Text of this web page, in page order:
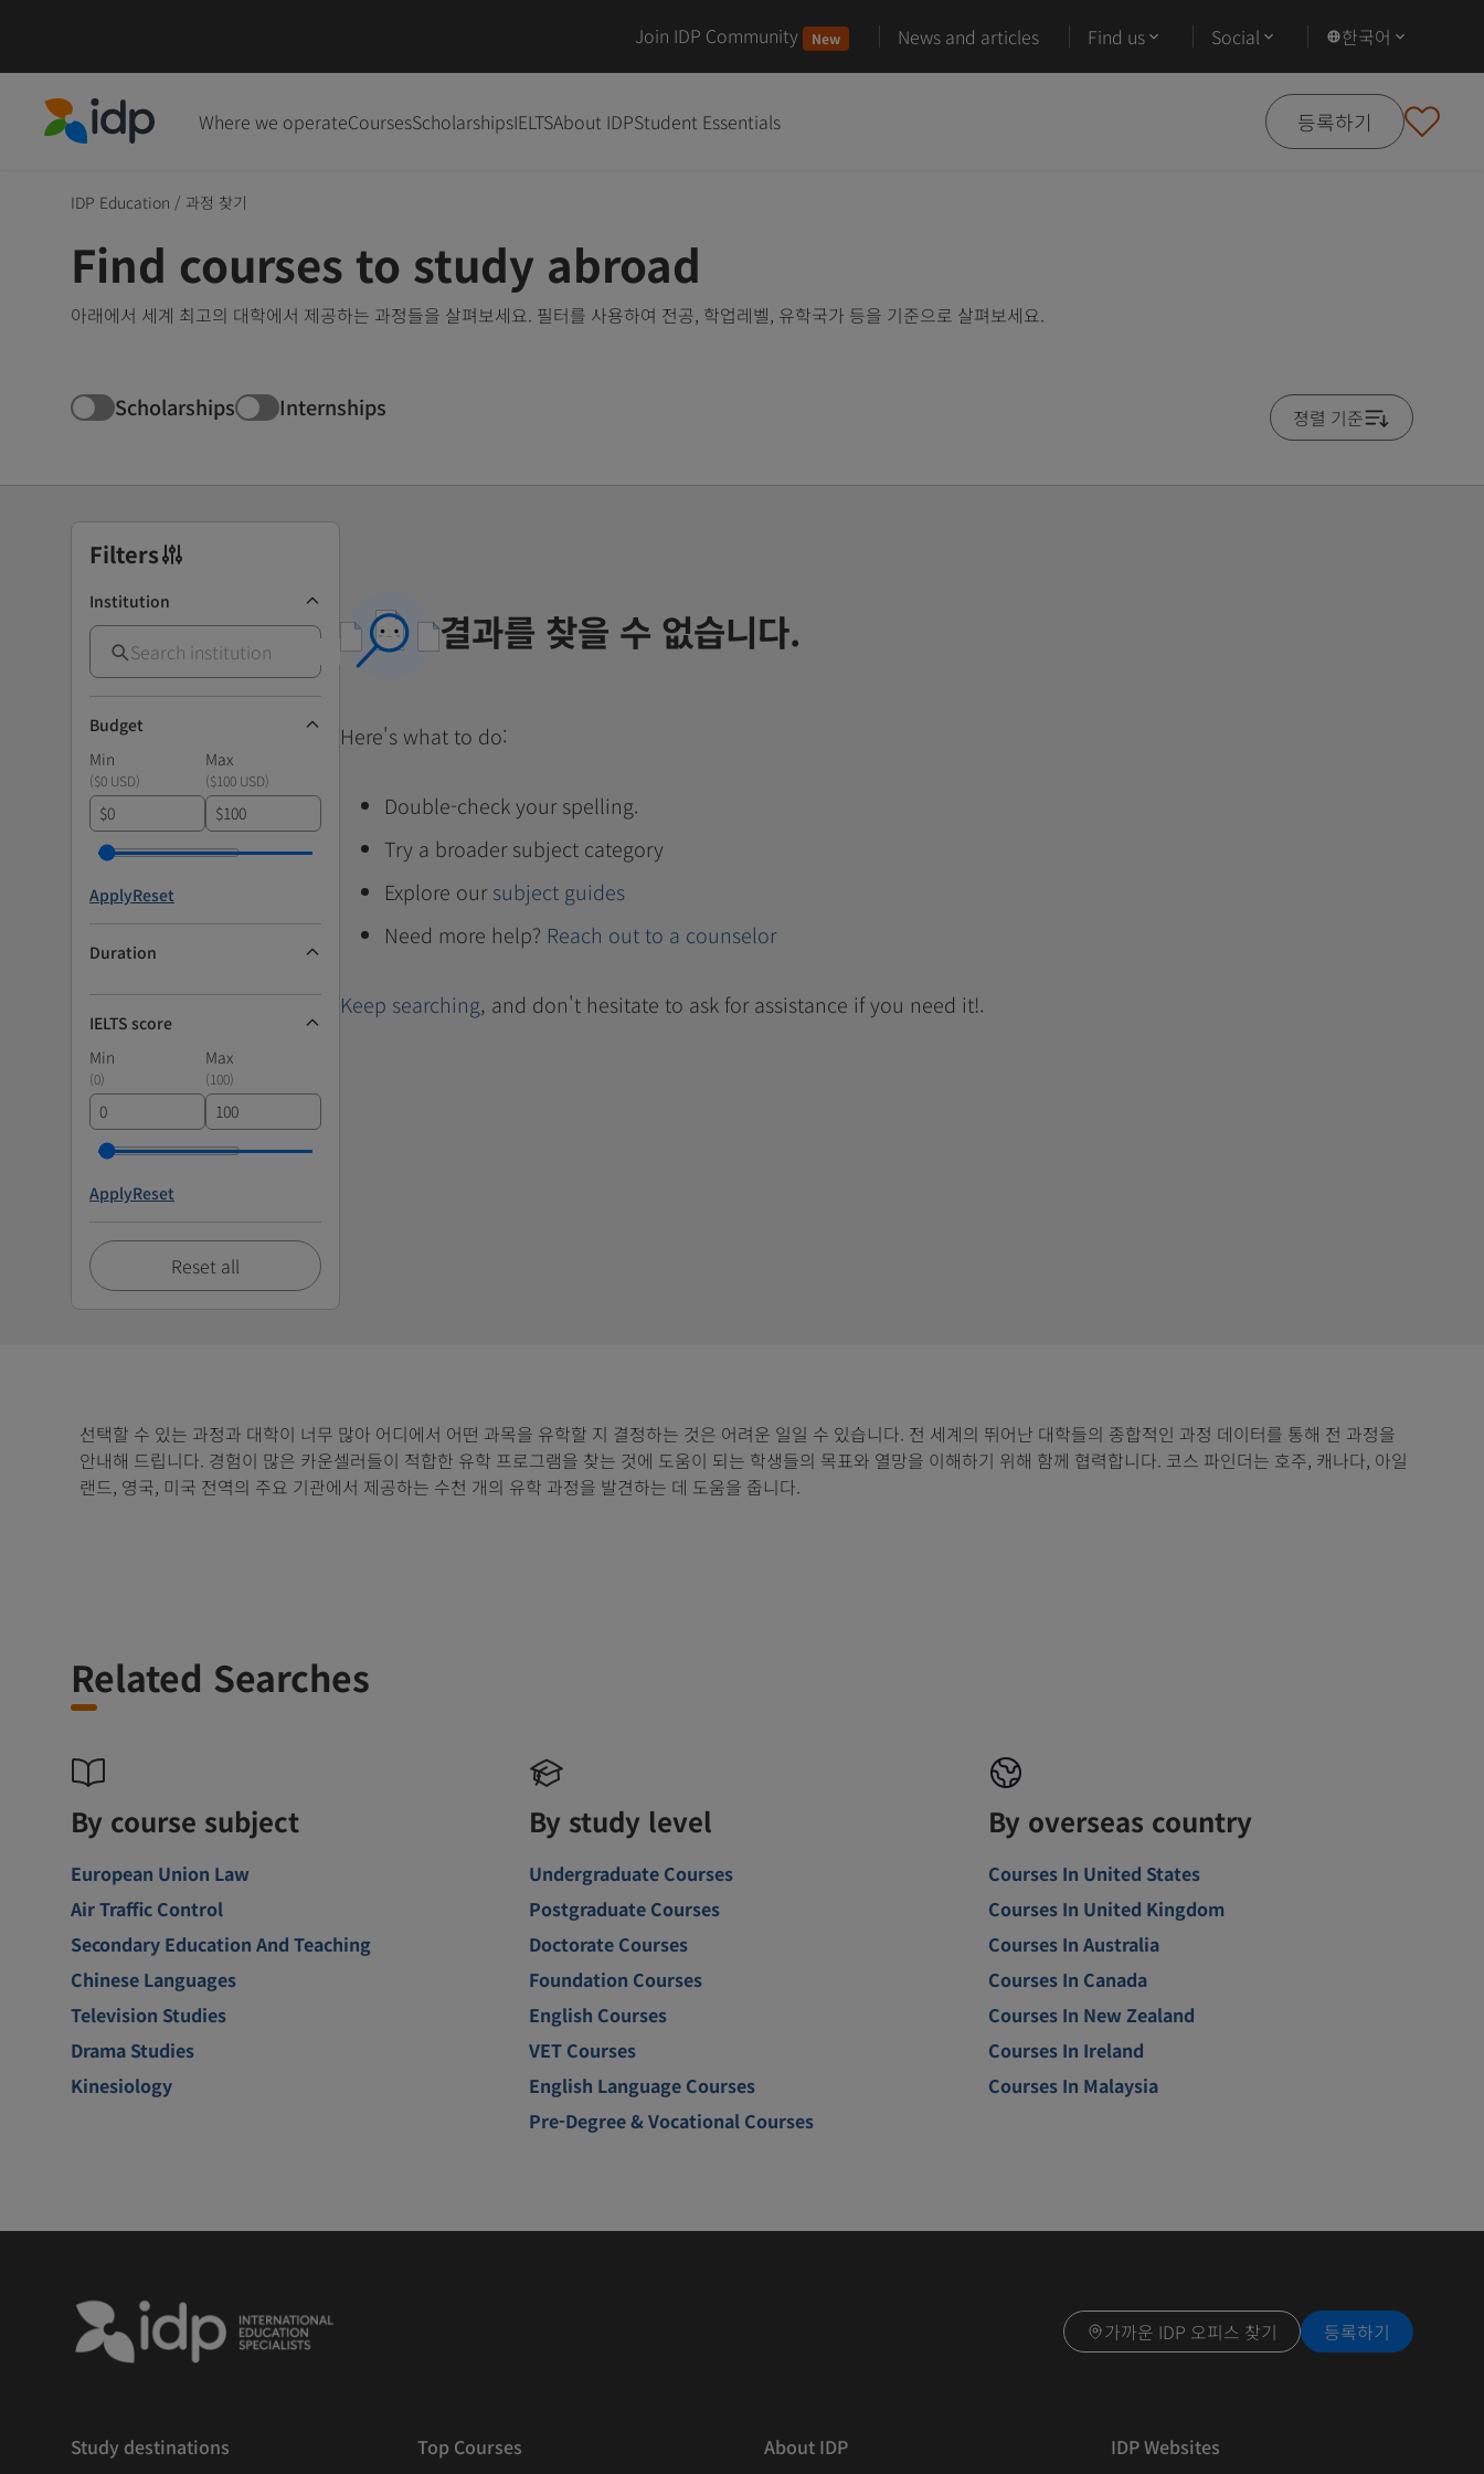
Join IDP Community New News and articles Find us Social 한국어
Where we operateCoursesScholarshipsIELTSAbout IDPStudent Essentials 등록하기
IDP Education / 과정 찾기
Find courses to study abroad
아래에서 세계 최고의 대학에서 제공하는 과정들을 살펴보세요. 필터를 사용하여 전공, 학업레벨, 유학국가 등을 기준으로 살펴보세요.
Scholarships Internships 졍렬 기준
Filters
Institution
Budget
Min
Max
($0 USD) ($100 USD)
$ $
ApplyReset
Duration
IELTS score
Min
Max
(0) (100)
ApplyReset
Reset all
결과를 찾을 수 없습니다.
Here's what to do:
Double-check your spelling.
Try a broader subject category
Explore our subject guides
Need more help? Reach out to a counselor
Keep searching, and don't hesitate to ask for assistance if you need it!.
선택할 수 있는 과정과 대학이 너무 많아 어디에서 어떤 과목을 유학할 지 결정하는 것은 어려운 일일 수 있습니다. 전 세계의 뛰어난 대학들의 종합적인 과정 데이터를 통해 전 과정을
안내해 드립니다. 경험이 많은 카운셀러들이 적합한 유학 프로그램을 찾는 것에 도움이 되는 학생들의 목표와 열망을 이해하기 위해 함께 협력합니다. 코스 파인더는 호주, 캐나다, 아일
랜드, 영국, 미국 전역의 주요 기관에서 제공하는 수천 개의 유학 과정을 발견하는 데 도움을 줍니다.
Related Searches
By course subject
European Union Law
Air Traffic Control
Secondary Education And Teaching
Chinese Languages
Television Studies
Drama Studies
Kinesiology
By study level
Undergraduate Courses
Postgraduate Courses
Doctorate Courses
Foundation Courses
English Courses
VET Courses
English Language Courses
Pre-Degree & Vocational Courses
By overseas country
Courses In United States
Courses In United Kingdom
Courses In Australia
Courses In Canada
Courses In New Zealand
Courses In Ireland
Courses In Malaysia
가까운 IDP 오피스 찾기 등록하기
Study destinations Top Courses About IDP IDP Websites